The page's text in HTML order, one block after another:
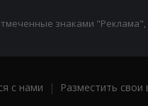
знаками
с нами | Разместить